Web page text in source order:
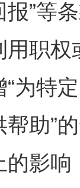
”等
职
为特
助”
影